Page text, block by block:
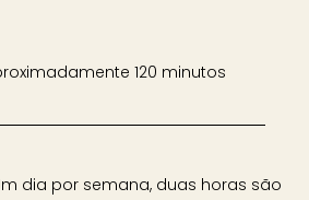
120 minutos
dia por semana, duas horas são